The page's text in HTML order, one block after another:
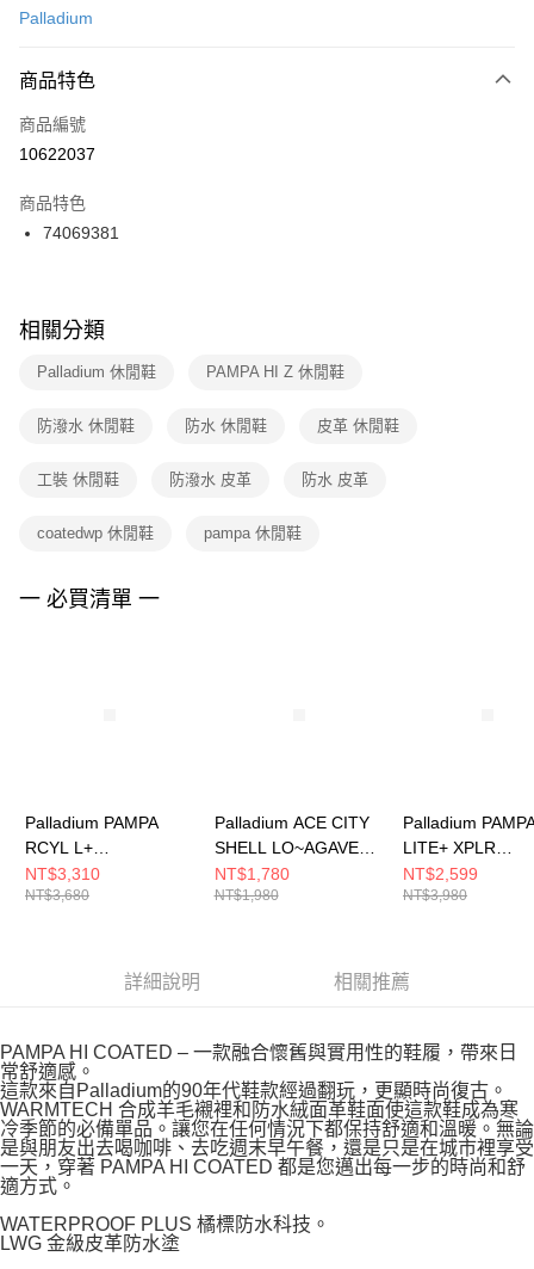
便利好安心！
３．安心：先確認商品／服務後，再付款。
【「AFTEE先享後付」結帳流程】
１．於結帳方式選擇「AFTEE先享後付」後，將跳轉至「AFTEE先享後付」
２．訂單成立數日內，您將收到繳費通知簡訊。
３．收到繳費通知簡訊後14天內，點擊此簡訊中的連結，可透過四大超商／
ATM／網路銀行／等多元方式進行付款，方視為交易完成。
※ 交易是否成功請以「AFTEE先享後付 」之結帳頁面顯示為準，若有關於
是否繳費成功／繳費後需取消欲退款等相關疑問，請聯繫「AFTEE先享後付
客戶支援中心」https://netprotections.freshdesk.com/support/home
１．透過由恩沛科技股份有限公司提供之「AFTEE先享後付」服務完成之交
權轉讓予恩沛科技股份有限公司。
３．未成年的使用者請事先徵得法定代理人或監護人之同意方可使用
４．使用「AFTEE先享後付」時，將依據個別帳號之用戶狀況，依本公司即
運送方式
每筆NT$100，滿NT$1,500(含以上)免運費
宅配
每筆NT$100，滿NT$1,500(含以上)免運費
付款後門市自取
每筆NT$100，滿NT$1,500(含以上)免運費
Palladium
商品特色
商品編號
10622037
商品特色
74069381
相關分類
Palladium 休閒鞋 PAMPA HI Z 休閒鞋
防潑水 休閒鞋 防水 休閒鞋 皮革 休閒鞋
工裝 休閒鞋 防潑水 皮革 防水 皮革
coatedwp 休閒鞋 pampa 休閒鞋
一 必買清單 一
Palladium PAMPA
RCYL L+
WP+~DUSKY GREEN
男女 休閒鞋 綠
NT$3,310
NT$3,680
Palladium ACE CITY
SHELL LO~AGAVE
GREEN 男女 休閒鞋
灰 79132355
NT$1,780
NT$1,980
Palladium
LITE+ XPLR
WP+~NATURAL
GREY 男女 休閒
NT$2,599
NT$3,980
詳細說明 相關推薦
PAMPA HI COATED – 一款融合懷舊與實用性的鞋履，帶來日
常舒適感。
這款來自Palladium的90年代鞋款經過翻玩，更顯時尚復古。
WARMTECH 合成羊毛襯裡和防水絨面革鞋面使這款鞋成為寒
冷季節的必備單品。讓您在任何情況下都保持舒適和溫暖。無論
是與朋友出去喝咖啡、去吃週末早午餐，還是只是在城市裡享受
一天，穿著 PAMPA HI COATED 都是您邁出每一步的時尚和舒
適方式。
WATERPROOF PLUS 橘標防水科技。
LWG 金級皮革防水塗